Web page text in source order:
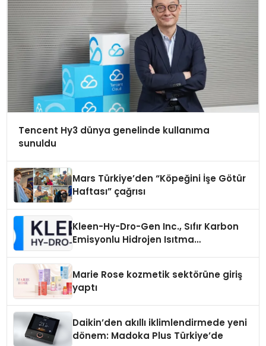
Tencent Hy3 dünya genelinde kullanıma
sunuldu
Mars Türkiye’den “Köpeğini İşe Götür
Haftası” çağrısı
Kleen-Hy-Dro-Gen Inc., Sıfır Karbon
Emisyonlu Hidrojen Isıtma
Marie Rose kozmetik sektörüne giriş
yaptı
Daikin’den akıllı iklimlendirmede yeni
dönem: Madoka Plus Türkiye’de